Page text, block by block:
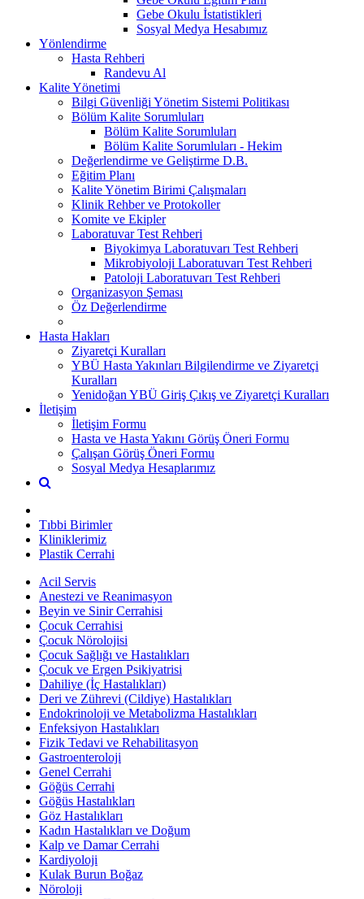
Gebe Okulu İstatistikleri
Sosyal Medya Hesabımız
Yönlendirme
Hasta Rehberi
Randevu Al
Kalite Yönetimi
Bilgi Güvenliği Yönetim Sistemi Politikası
Bölüm Kalite Sorumluları
Bölüm Kalite Sorumluları
Bölüm Kalite Sorumluları - Hekim
Değerlendirme ve Geliştirme D.B.
Eğitim Planı
Kalite Yönetim Birimi Çalışmaları
Klinik Rehber ve Protokoller
Komite ve Ekipler
Laboratuvar Test Rehberi
Biyokimya Laboratuvarı Test Rehberi
Mikrobiyoloji Laboratuvarı Test Rehberi
Patoloji Laboratuvarı Test Rehberi
Organizasyon Şeması
Öz Değerlendirme
Hasta Hakları
Ziyaretçi Kuralları
YBÜ Hasta Yakınları Bilgilendirme ve Ziyaretçi
Kuralları
Yenidoğan YBÜ Giriş Çıkış ve Ziyaretçi Kuralları
İletişim
İletişim Formu
Hasta ve Hasta Yakını Görüş Öneri Formu
Çalışan Görüş Öneri Formu
Sosyal Medya Hesaplarımız
Tıbbi Birimler
Kliniklerimiz
Plastik Cerrahi
Acil Servis
Anestezi ve Reanimasyon
Beyin ve Sinir Cerrahisi
Çocuk Cerrahisi
Çocuk Nörolojisi
Çocuk Sağlığı ve Hastalıkları
Çocuk ve Ergen Psikiyatrisi
Dahiliye (İç Hastalıkları)
Deri ve Zührevi (Cildiye) Hastalıkları
Endokrinoloji ve Metabolizma Hastalıkları
Enfeksiyon Hastalıkları
Fizik Tedavi ve Rehabilitasyon
Gastroenteroloji
Genel Cerrahi
Göğüs Cerrahi
Göğüs Hastalıkları
Göz Hastalıkları
Kadın Hastalıkları ve Doğum
Kalp ve Damar Cerrahi
Kardiyoloji
Kulak Burun Boğaz
Nöroloji